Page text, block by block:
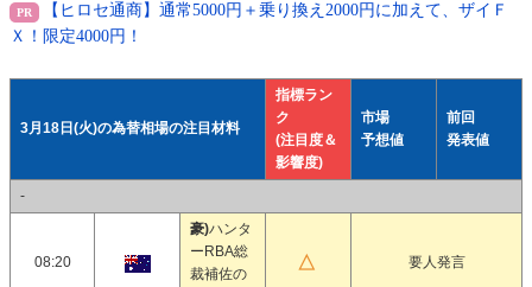
【ヒロセ通商】通常5000円＋乗り換え2000円に加えて、ザイＦ
Ｘ！限定4000円！
3月18日(火)の為替相場の注目材料
指標ラン
ク
(注目度＆
影響度)
市場
予想値
前回
発表値
-
08:20
豪)ハンタ
ーRBA総
裁補佐の
要人発言